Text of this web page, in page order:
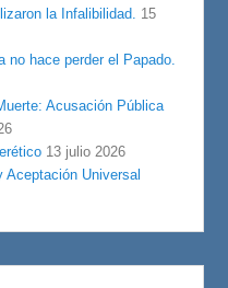
la Infalibilidad. 15
hace perder el Papado.
Acusación Pública
13 julio 2026
Universal